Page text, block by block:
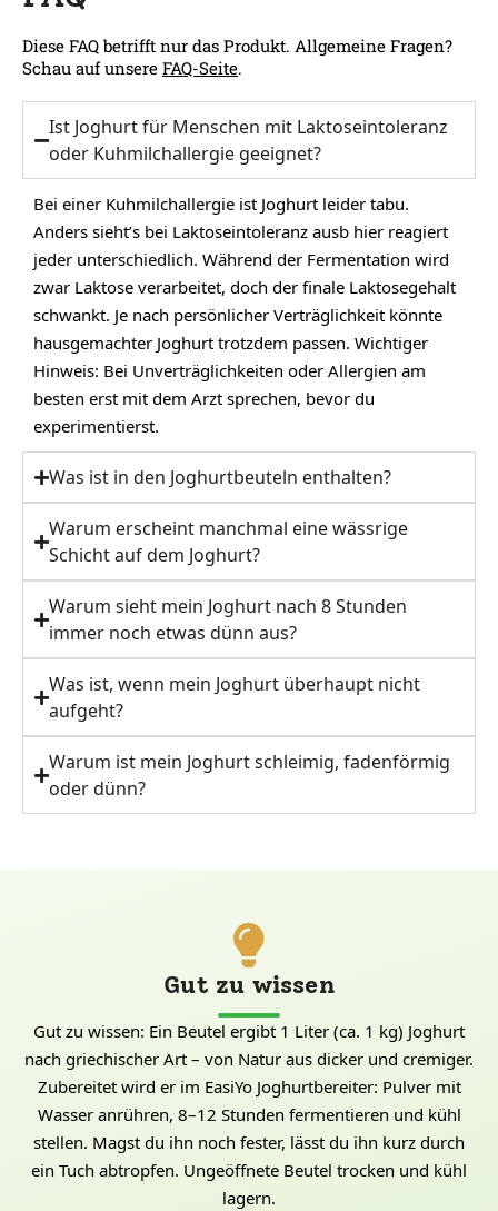
Diese FAQ betrifft nur das Produkt. Allgemeine Fragen?
Schau auf unsere FAQ-Seite.
Ist Joghurt für Menschen mit Laktoseintoleranz
oder Kuhmilchallergie geeignet?
Bei einer Kuhmilchallergie ist Joghurt leider tabu.
Anders sieht’s bei Laktoseintoleranz ausb hier reagiert
jeder unterschiedlich. Während der Fermentation wird
zwar Laktose verarbeitet, doch der finale Laktosegehalt
schwankt. Je nach persönlicher Verträglichkeit könnte
hausgemachter Joghurt trotzdem passen. Wichtiger
Hinweis: Bei Unverträglichkeiten oder Allergien am
besten erst mit dem Arzt sprechen, bevor du
experimentierst.
Was ist in den Joghurtbeuteln enthalten?
Warum erscheint manchmal eine wässrige
Schicht auf dem Joghurt?
Warum sieht mein Joghurt nach 8 Stunden
immer noch etwas dünn aus?
Was ist, wenn mein Joghurt überhaupt nicht
aufgeht?
Warum ist mein Joghurt schleimig, fadenförmig
oder dünn?
Gut zu wissen
Gut zu wissen: Ein Beutel ergibt 1 Liter (ca. 1 kg) Joghurt
nach griechischer Art – von Natur aus dicker und cremiger.
Zubereitet wird er im EasiYo Joghurtbereiter: Pulver mit
Wasser anrühren, 8–12 Stunden fermentieren und kühl
stellen. Magst du ihn noch fester, lässt du ihn kurz durch
ein Tuch abtropfen. Ungeöffnete Beutel trocken und kühl
lagern.